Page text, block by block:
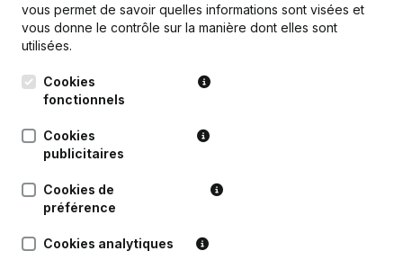
05-12-2012
Rubrique Constitution (Nouvelle
Personne Morale, Ouverture
Questions fréquemment posées
Quel est le numéro d'entreprise de Clan HERRY?
vous permet de savoir quelles informations sont visées et
vous donne le contrôle sur la manière dont elles sont
utilisées.
Cookies
fonctionnels
Cookies
publicitaires
Cookies de
préférence
Cookies analytiques